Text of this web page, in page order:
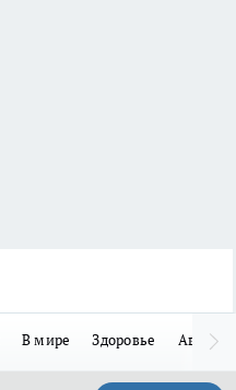
В мире Здоровье Авто